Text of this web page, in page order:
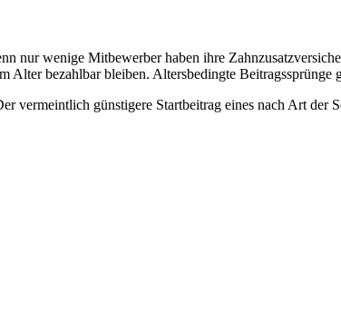
nur wenige Mitbewerber haben ihre
bezahlbar bleiben. Altersbedingte
vermeintlich günstigere Startbeitrag eines nach Art der